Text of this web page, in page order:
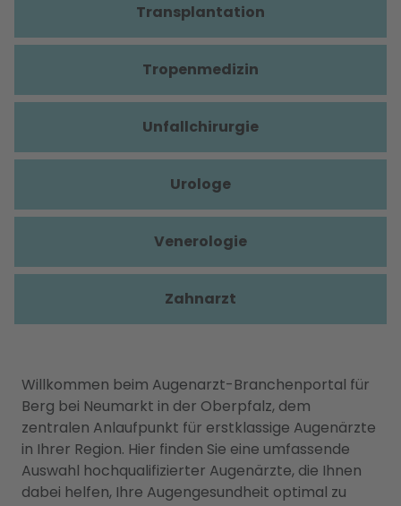
Willkommen beim Augenarzt-Branchenportal für
Berg bei Neumarkt in der Oberpfalz, dem
zentralen Anlaufpunkt für erstklassige Augenärzte
in Ihrer Region. Hier finden Sie eine umfassende
Auswahl hochqualifizierter Augenärzte, die Ihnen
dabei helfen, Ihre Augengesundheit optimal zu
Transplantation
Tropenmedizin
Unfallchirurgie
Urologe
Venerologie
Zahnarzt